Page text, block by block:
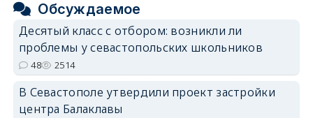
Обсуждаемое
Десятый класс с отбором: возникли ли
проблемы у севастопольских школьников
48 2514
В Севастополе утвердили проект застройки
центра Балаклавы